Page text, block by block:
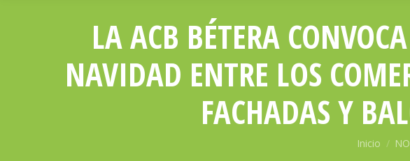
LA ACB BÉTERA
NAVIDAD ENTRE LOS
FACHADAS Y
Estás
Inicio